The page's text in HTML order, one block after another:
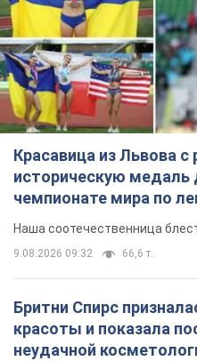
Красавица из Львова
историческую медаль
чемпионате мира по
Видео
Наша соотечественница
9.08.2026 09:32 66,6 т.
Бритни Спирс
красоты и показала
неудачной